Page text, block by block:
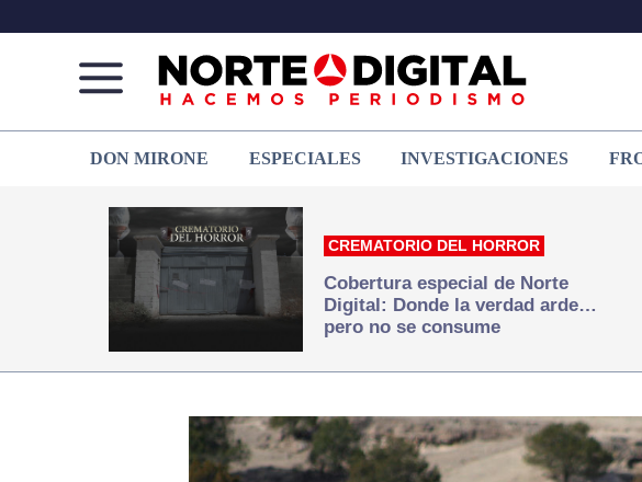
de
Juárez
que
hacemos periodismo
DON MIRONE ESPECIALES INVESTIGACIONES
CREMATORIO DEL HORROR
Cobertura especial de Norte
Digital: Donde la verdad arde…
pero no se consume